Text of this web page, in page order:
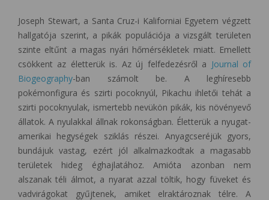
Joseph Stewart, a Santa Cruz-i Kaliforniai Egyetem végzett
hallgatója szerint, a pikák populációja a vizsgált területen
szinte eltűnt a magas nyári hőmérsékletek miatt. Emellett
csökkent az életterük is. Az új felfedezésről a Journal of
Biogeography-ban számolt be. A leghíresebb
pokémonfigura és szirti pocoknyúl, Pikachu ihletői tehát a
szirti pocoknyulak, ismertebb nevükön pikák, kis növényevő
állatok. A nyulakkal állnak rokonságban. Életterük a nyugat-
amerikai hegységek sziklás részei. Anyagcseréjük gyors,
bundájuk vastag, ezért jól alkalmazkodtak a magasabb
területek hideg éghajlatához. Amióta azonban nem
alszanak téli álmot, a nyarat azzal töltik, hogy füveket és
vadvirágokat gyűjtenek, amiket elraktároznak télre. A